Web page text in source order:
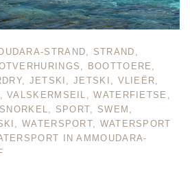
STRAND, STRAND ,
, BOOTTOERE ,
, JETSKI ,JETSKI , VLIEËR,
,VALSKERMSEIL ,WATERFIETSE ,
SNORKEL, SPORT, SWEM ,
,WATERSPORT, WATERSPORT
IN AMMOUDARA-